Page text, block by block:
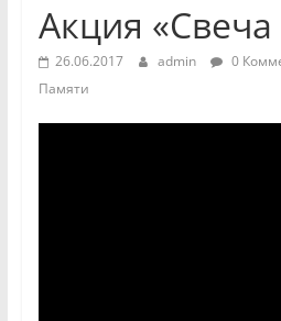
Акция
26.06.2017 admin 0
Памяти